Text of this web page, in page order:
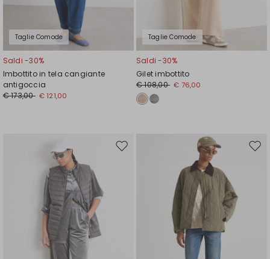
Taglie Comode
Saldi -30%
Imbottito in tela cangiante
antigoccia
€ 173,00 € 121,00
Taglie Comode
Saldi -30%
Gilet imbottito
€ 108,00 € 76,00
Sposta